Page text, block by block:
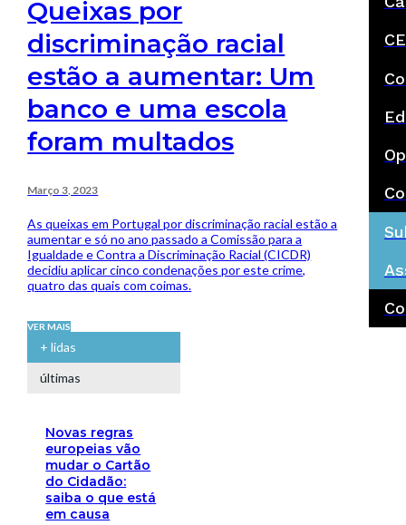
Queixas por
discriminação racial
estão a aumentar: Um
banco e uma escola
foram multados
Março 3, 2023
As queixas em Portugal por discriminação racial estão a
aumentar e só no ano passado a Comissão para a
Igualdade e Contra a Discriminação Racial (CICDR)
decidiu aplicar cinco condenações por este crime,
quatro das quais com coimas.
VER MAIS
+ lidas
últimas
Novas regras
europeias vão
mudar o Cartão
do Cidadão:
saiba o que está
em causa